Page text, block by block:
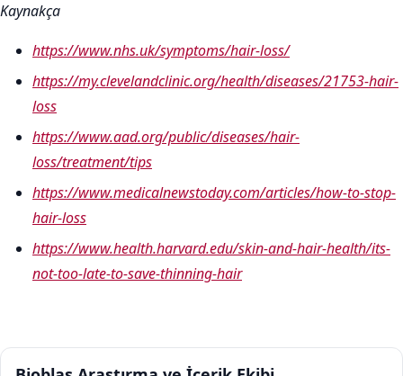
Kaynakça
https://www.nhs.uk/symptoms/hair-loss/
https://my.clevelandclinic.org/health/diseases/21753-hair-
loss
https://www.aad.org/public/diseases/hair-
loss/treatment/tips
https://www.medicalnewstoday.com/articles/how-to-stop-
hair-loss
https://www.health.harvard.edu/skin-and-hair-health/its-
not-too-late-to-save-thinning-hair